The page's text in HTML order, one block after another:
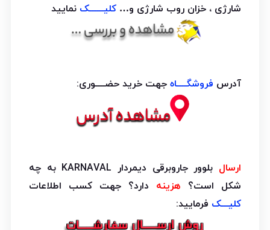
شارژی ، خزان روب شارژی و… کلیــــــک نمایید
آدرس فروشگــــاهجهت خرید حضــــوری:
ارسال
بلوور جاروبرقی دیمردار KARNAVAL به چه
شکل است؟ هزینه دارد؟ جهت کسب اطلاعات
کلیـــک فرمایید: